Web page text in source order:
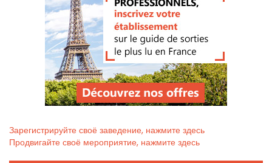
Зарегистрируйте своё заведение, нажмите здесь
Продвигайте своё мероприятие, нажмите здесь